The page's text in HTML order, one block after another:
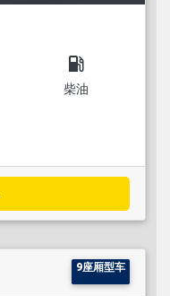
local_gas_station
柴油
9座厢型车